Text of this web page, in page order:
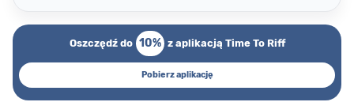
Oszczędź do 10% z aplikacją Time To Riff
Pobierz aplikację